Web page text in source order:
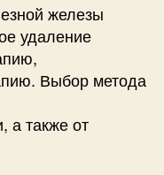
железы
удаление
Выбор метода
а также от